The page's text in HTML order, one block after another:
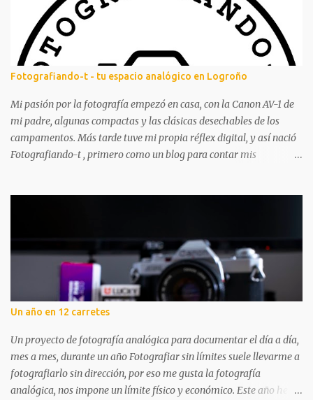
o
s
Fotografiando-t - tu espacio analógico en Logroño
Mi pasión por la fotografía empezó en casa, con la Canon AV-1 de
mi padre, algunas compactas y las clásicas desechables de los
campamentos. Más tarde tuve mi propia réflex digital, y así nació
Fotografiando-t , primero como un blog para contar mis
negro, mucho más tarde revelé color por primera vez y poco a
poco vas dándote cuenta de que hay mil pasos que puedes seguir
para hacer tu foto: desde elegir cámara y carrete, hasta cómo
revelas y digitalizas. Todo el proceso me apasiona. Por eso, abrir
una tienda dedicada a la fotografía analógica en Logroño tenía
experiencias. Fotografiando-t no es solo un punto de compra. En
este pequeño pero cuidado...
Un año en 12 carretes
Un proyecto de fotografía analógica para documentar el día a día,
mes a mes, durante un año Fotografiar sin límites suele llevarme a
fotografiarlo sin dirección, por eso me gusta la fotografía
analógica, nos impone un límite físico y económico. Este año he